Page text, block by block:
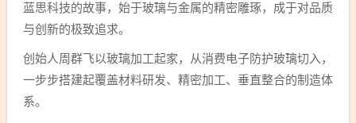
蓝思科技的故事，始于玻璃与金属的精密雕琢，成于对品质
与创新的极致追求。
创始人周群飞以玻璃加工起家，从消费电子防护玻璃切入，
一步步搭建起覆盖材料研发、精密加工、垂直整合的制造体
系。